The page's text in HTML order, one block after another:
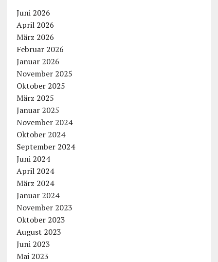
Juni 2026
April 2026
März 2026
Februar 2026
Januar 2026
November 2025
Oktober 2025
März 2025
Januar 2025
November 2024
Oktober 2024
September 2024
Juni 2024
April 2024
März 2024
Januar 2024
November 2023
Oktober 2023
August 2023
Juni 2023
Mai 2023